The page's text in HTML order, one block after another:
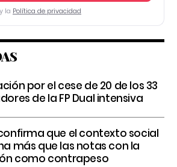
y la Política de privacidad
por el cese de 20 de los 33
de la FP Dual intensiva
confirma que el contexto social
más que las notas con la
como contrapeso